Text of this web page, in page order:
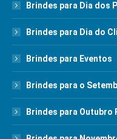
Brindes para Dia dos
Brindes para Dia do
Brindes para Eventos
Brindes para o
Brindes para Outubro